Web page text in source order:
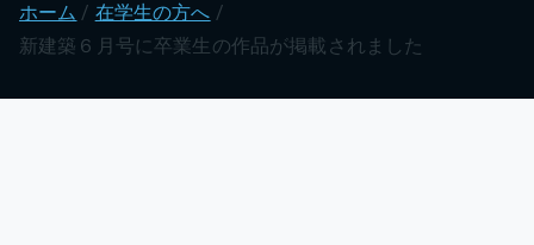
ホーム
在学生の方へ
新建築６月号に卒業生の作品が掲載されました